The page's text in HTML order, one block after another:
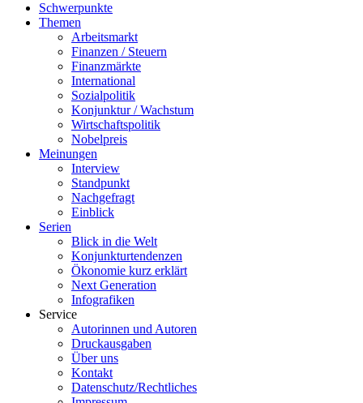
Schwerpunkte
Themen
Arbeitsmarkt
Finanzen / Steuern
Finanzmärkte
International
Sozialpolitik
Konjunktur / Wachstum
Wirtschaftspolitik
Nobelpreis
Meinungen
Interview
Standpunkt
Nachgefragt
Einblick
Serien
Blick in die Welt
Konjunkturtendenzen
Ökonomie kurz erklärt
Next Generation
Infografiken
Service
Autorinnen und Autoren
Druckausgaben
Über uns
Kontakt
Datenschutz/Rechtliches